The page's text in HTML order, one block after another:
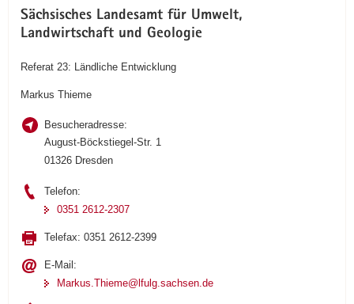
Sächsisches Landesamt für Umwelt,
Landwirtschaft und Geologie
Referat 23: Ländliche Entwicklung
Markus Thieme
Besucheradresse:
August-Böckstiegel-Str. 1
01326 Dresden
Telefon:
0351 2612-2307
Telefax: 0351 2612-2399
E-Mail:
Markus.Thieme@lfulg.sachsen.de